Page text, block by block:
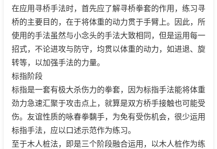
在应用寻桥手法时，首先应了解寻桥拳套的作用，练习寻
桥的主要目的，在于将体重的动力贯于手臂上。因此，所
使用的手法虽然与小念头的手法大致相同，但是运用每一
招式，不论进攻与防守，均贯以体重的动力，如进退、旋
转等，以加强手法的力量。
标指阶段
标指是一套有极大杀伤力的拳套，因为标指手法能将体重
劲力急速汇聚于攻击点上，就算是双方桥手接触也可能受
伤。友谊性质的咏春拳黐手，为免有受伤机会，很少运用
标指手法，应以口述示范作为练习。
至于木人桩法，即是三个阶段融合运用，以木人桩作为练